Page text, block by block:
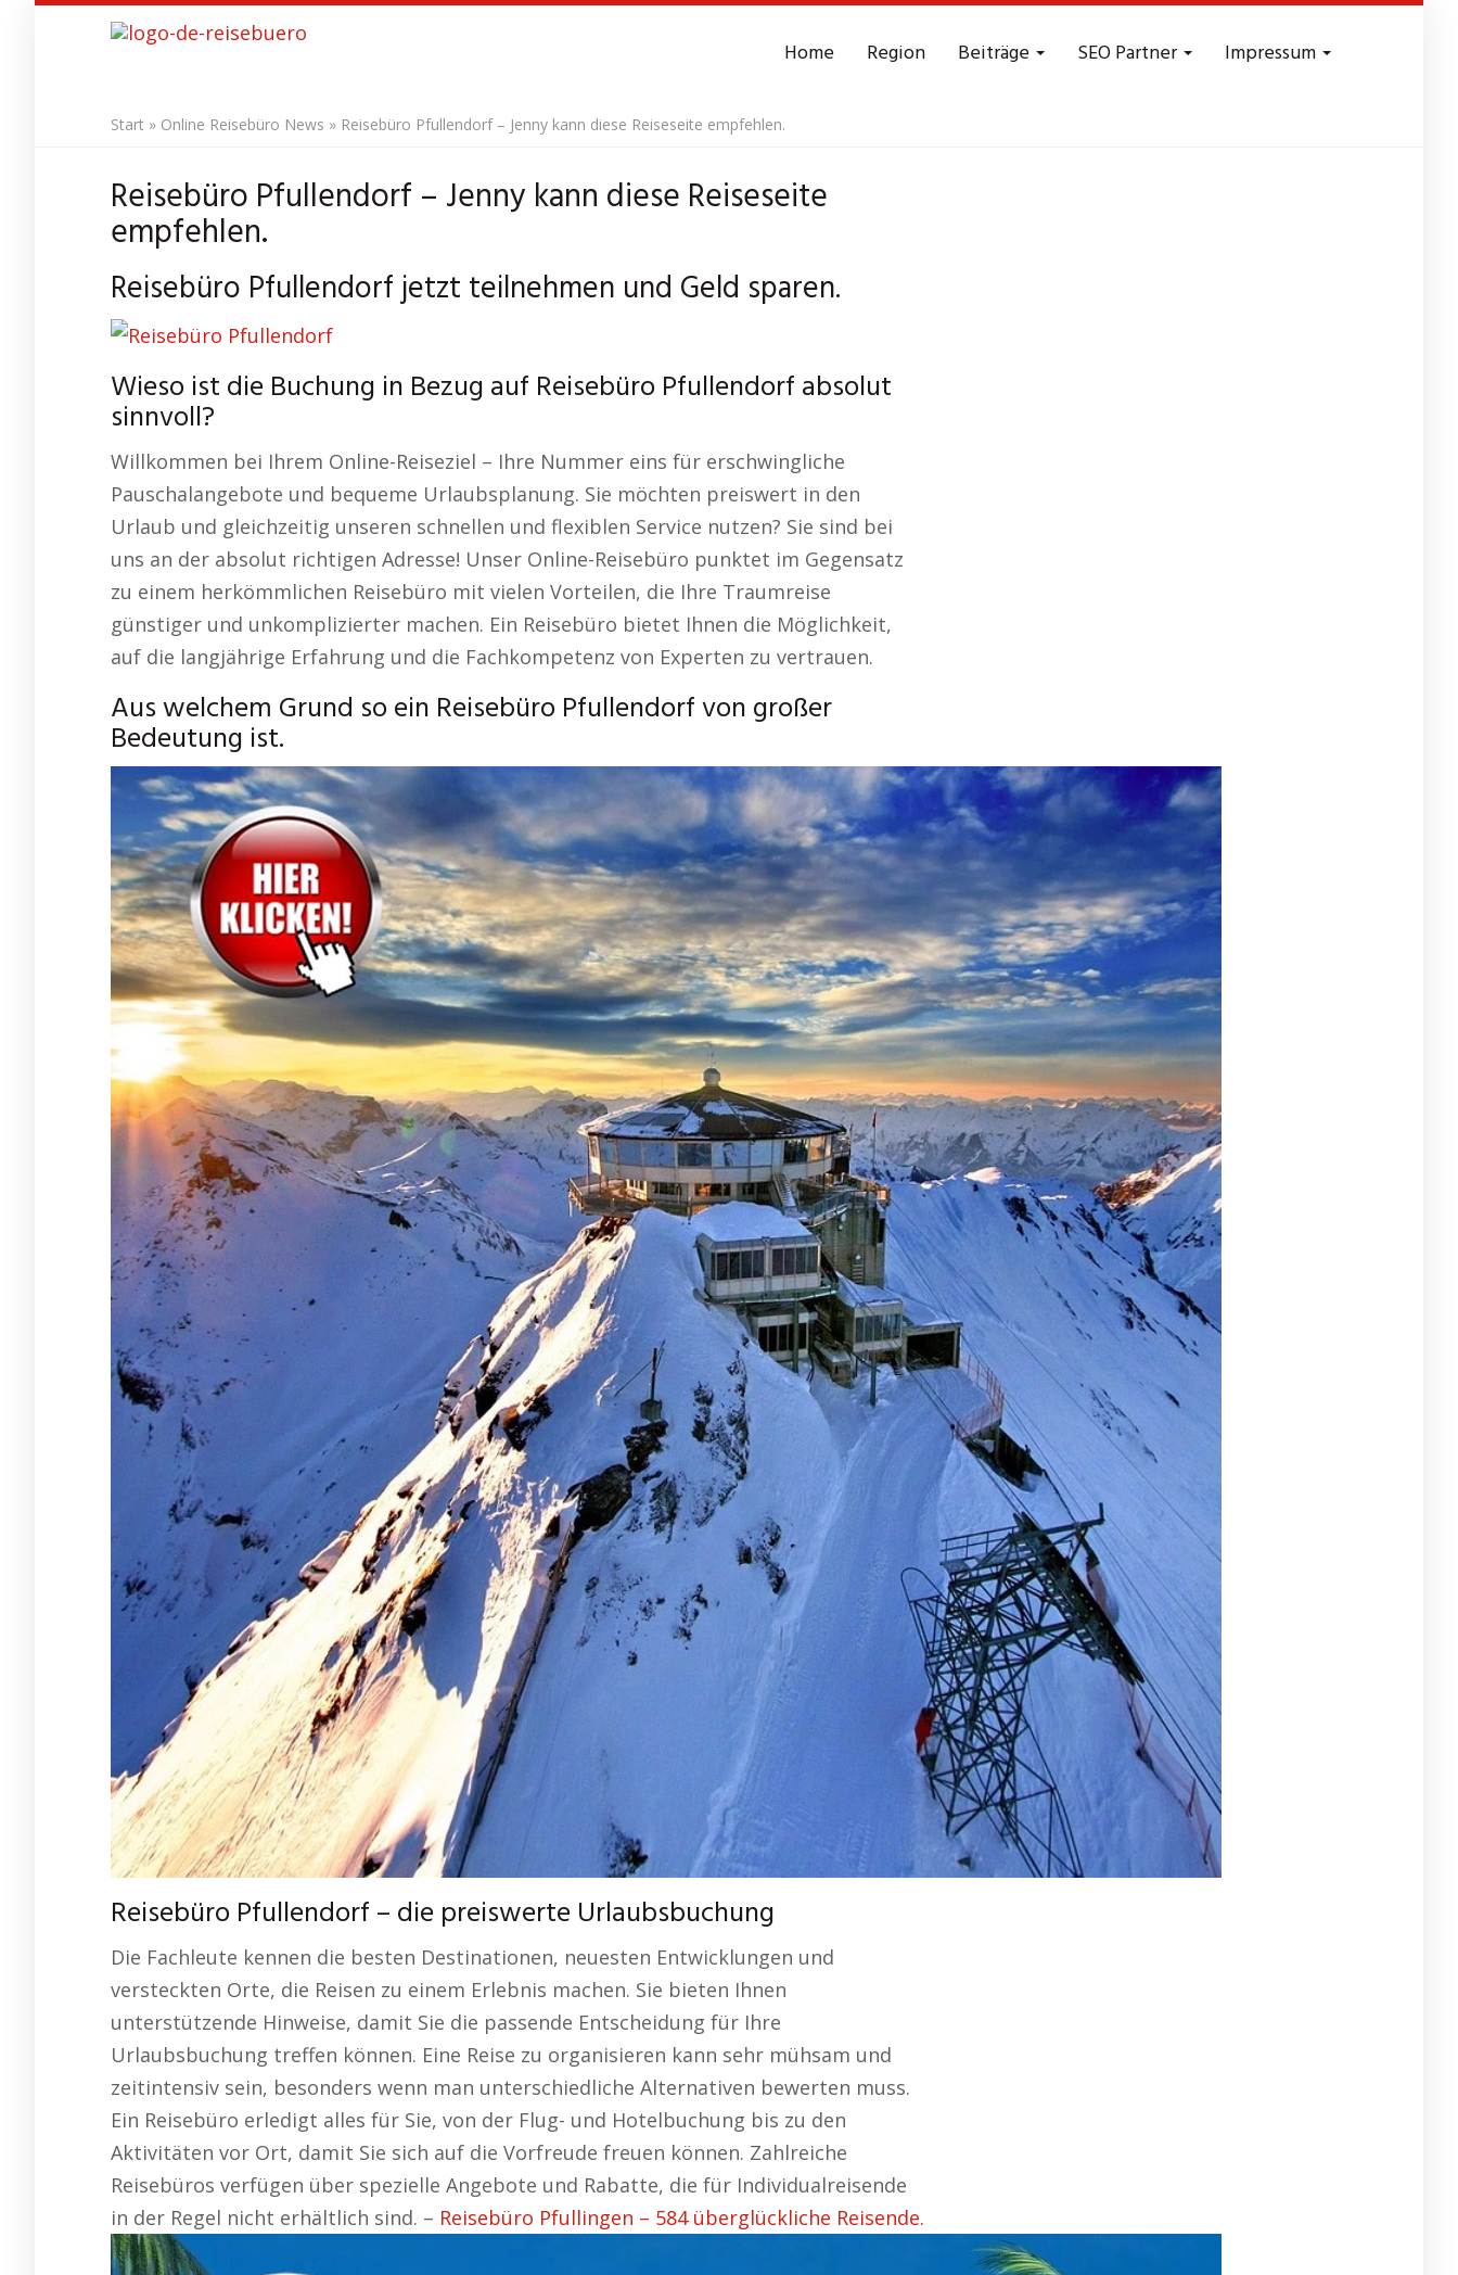
Home Region Beiträge SEO Partner Impressum
Start » Online Reisebüro News » Reisebüro Pfullendorf – Jenny kann diese Reiseseite empfehlen.
Reisebüro Pfullendorf – Jenny kann diese Reiseseite
empfehlen.
Reisebüro Pfullendorf jetzt teilnehmen und Geld sparen.
Wieso ist die Buchung in Bezug auf Reisebüro Pfullendorf absolut
sinnvoll?
Willkommen bei Ihrem Online-Reiseziel – Ihre Nummer eins für erschwingliche
Pauschalangebote und bequeme Urlaubsplanung. Sie möchten preiswert in den
Urlaub und gleichzeitig unseren schnellen und flexiblen Service nutzen? Sie sind bei
uns an der absolut richtigen Adresse! Unser Online-Reisebüro punktet im Gegensatz
zu einem herkömmlichen Reisebüro mit vielen Vorteilen, die Ihre Traumreise
günstiger und unkomplizierter machen. Ein Reisebüro bietet Ihnen die Möglichkeit,
auf die langjährige Erfahrung und die Fachkompetenz von Experten zu vertrauen.
Aus welchem Grund so ein Reisebüro Pfullendorf von großer
Bedeutung ist.
Reisebüro Pfullendorf – die preiswerte Urlaubsbuchung
Die Fachleute kennen die besten Destinationen, neuesten Entwicklungen und
versteckten Orte, die Reisen zu einem Erlebnis machen. Sie bieten Ihnen
unterstützende Hinweise, damit Sie die passende Entscheidung für Ihre
Urlaubsbuchung treffen können. Eine Reise zu organisieren kann sehr mühsam und
zeitintensiv sein, besonders wenn man unterschiedliche Alternativen bewerten muss.
Ein Reisebüro erledigt alles für Sie, von der Flug- und Hotelbuchung bis zu den
Aktivitäten vor Ort, damit Sie sich auf die Vorfreude freuen können. Zahlreiche
Reisebüros verfügen über spezielle Angebote und Rabatte, die für Individualreisende
in der Regel nicht erhältlich sind. – Reisebüro Pfullingen – 584 überglückliche Reisende.